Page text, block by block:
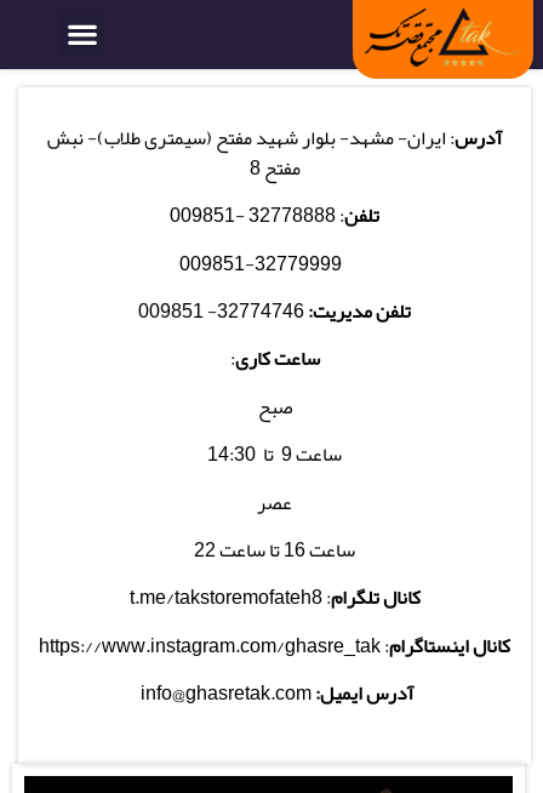
آدرس: ایران- مشهد- بلوار شهید مفتح (سیمتری طلاب)- نبش
مفتح 8
تلفن: 32778888 -009851
009851-32779999
تلفن مدیریت:
ساعت کاری:
صبح
ساعت 9 تا 14:30
عصر
ساعت 16 تا ساعت 22
کانال تلگرام: t.me/takstoremofateh8
کانال اینستاگرام: https://www.instagram.com/ghasre_tak
آدرس ایمیل:info@ghasretak.com